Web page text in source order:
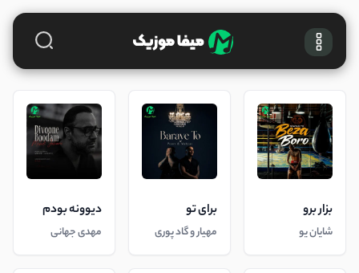
بزار برو
شایان یو
برای تو
مهیار و گاد پوری
دیوونه بودم
مهدی جهانی